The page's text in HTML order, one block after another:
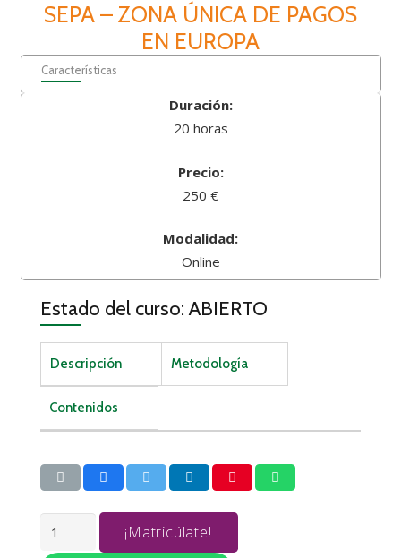
SEPA – ZONA ÚNICA DE PAGOS
EN EUROPA
Características
Duración:
20 horas
Precio:
250 €
Modalidad:
Online
Estado del curso: ABIERTO
Descripción Metodología
Contenidos
SEPA
¡Matricúlate!